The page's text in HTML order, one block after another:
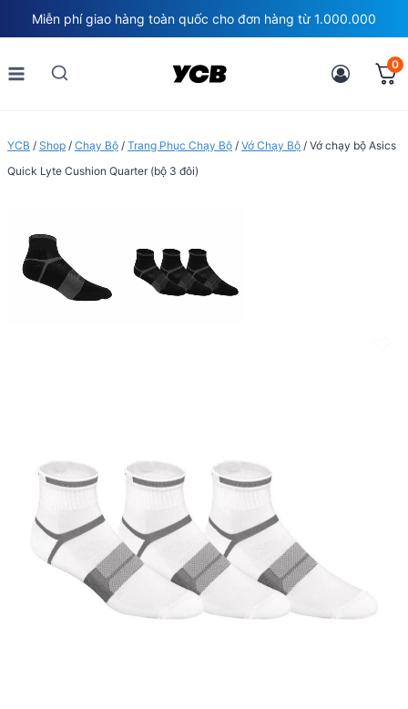
to
content
Miễn phí giao hàng toàn quốc cho đơn hàng từ 1.000.000
0
YCB / Shop / Chạy Bộ / Trang Phục Chạy Bộ / Vớ Chạy Bộ / Vớ chạy bộ Asics
Quick Lyte Cushion Quarter (bộ 3 đôi)